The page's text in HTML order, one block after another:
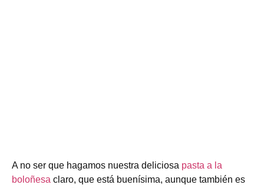
A no ser que hagamos nuestra deliciosa pasta a la
boloñesa claro, que está buenísima, aunque también es